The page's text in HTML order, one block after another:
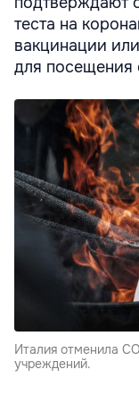
теста на
вакцинации
для посещения
Италия отменила
учреждений.